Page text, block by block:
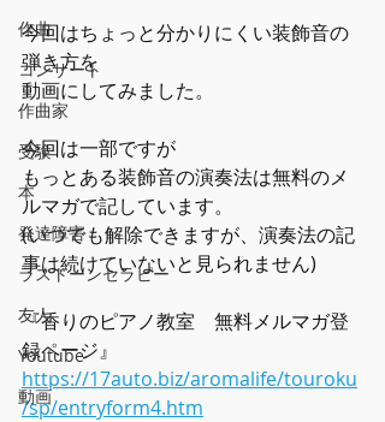
作曲
コンサート
作曲家
受験
本
発達障害
ラストーンセラピー
友人
Youtube
動画
今回はちょっと分かりにくい装飾音の
弾き方を
動画にしてみました。
今回は一部ですが
もっとある装飾音の演奏法は無料のメ
ルマガで記しています。
(いつでも解除できますが、演奏法の記
事は続けていないと見られません)
『香りのピアノ教室　無料メルマガ登
録ページ』
https://17auto.biz/aromalife/touroku
/sp/entryform4.htm